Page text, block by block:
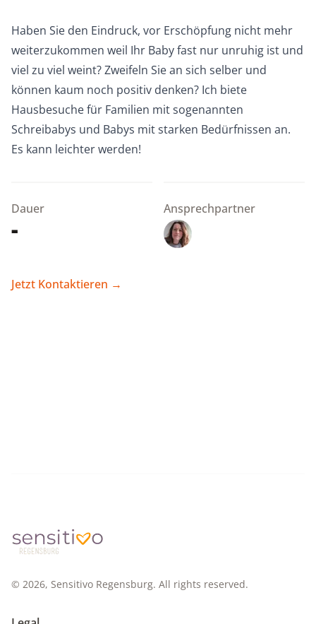
Haben Sie den Eindruck, vor Erschöpfung nicht mehr
weiterzukommen weil Ihr Baby fast nur unruhig ist und
viel zu viel weint? Zweifeln Sie an sich selber und
können kaum noch positiv denken? Ich biete
Hausbesuche für Familien mit sogenannten
Schreibabys und Babys mit starken Bedürfnissen an.
Es kann leichter werden!
Dauer
-
Ansprechpartner
Jetzt Kontaktieren →
© 2026, Sensitivo Regensburg. All rights reserved.